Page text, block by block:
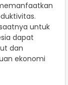
untuk
dapat
dan
ekonomi